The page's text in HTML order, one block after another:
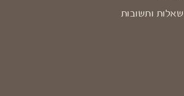
שאלות ותשובות